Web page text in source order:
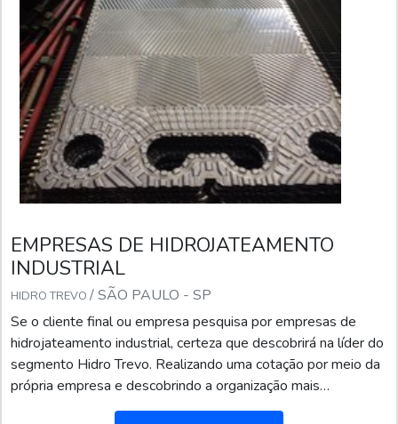
EMPRESAS DE HIDROJATEAMENTO
INDUSTRIAL
HIDRO TREVO / SÃO PAULO - SP
Se o cliente final ou empresa pesquisa por empresas de
hidrojateamento industrial, certeza que descobrirá na líder do
segmento Hidro Trevo. Realizando uma cotação por meio da
própria empresa e descobrindo a organização mais
competente do ramo.Quando o assunto é empresas de